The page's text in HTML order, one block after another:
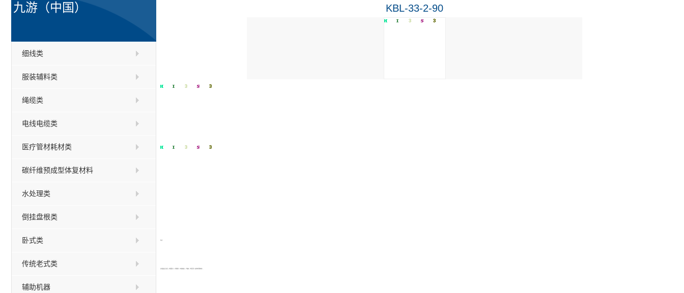
九游（中国）
细线类
服装辅料类
绳缆类
电线电缆类
医疗管材耗材类
碳纤维预成型体复材料
水处理类
倒挂盘根类
卧式类
传统老式类
辅助机器
KBL-33-2-90
此机器设计合理，占地面积小，方便操作，纱管容量大，产量高，节距可调（齿轮或伺服电机），